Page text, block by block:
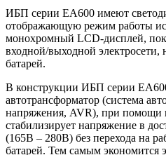
ИБП серии EA600 имеют
отображающую режим работы
монохромный LCD-дисплей,
входной/выходной электросети,
батарей.
В конструкции ИБП серии
автотрансформатор (система
напряжения, AVR), при помощи
стабилизирует напряжение в
(165В – 280В) без перехода на
батарей. Тем самым экономится